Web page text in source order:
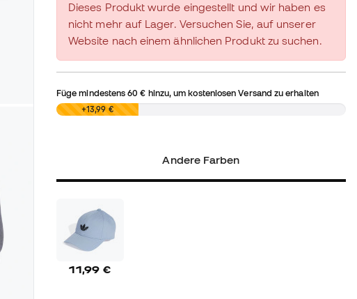
Dieses Produkt wurde eingestellt und wir haben es
nicht mehr auf Lager. Versuchen Sie, auf unserer
Website nach einem ähnlichen Produkt zu suchen.
Füge mindestens60 € hinzu, um kostenlosen Versand zu erhalten
0,00 €+13,99 €
Andere Farben
11,99 €